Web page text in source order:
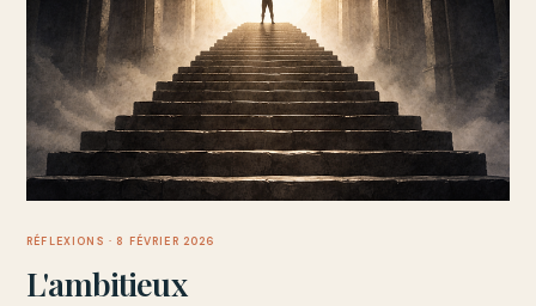
RÉFLEXIONS · 8 FÉVRIER 2026
L'ambitieux